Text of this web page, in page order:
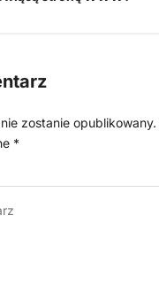
zostanie opublikowany.
*